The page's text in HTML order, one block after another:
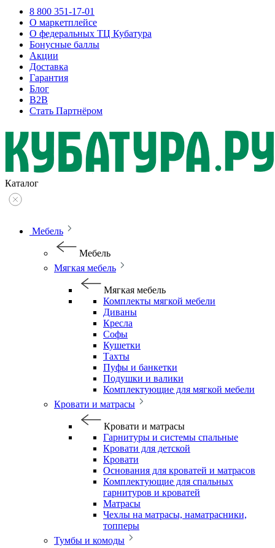
8 800 351-17-01
О маркетплейсе
О федеральных ТЦ Кубатура
Бонусные баллы
Акции
Доставка
Гарантия
Блог
B2B
Стать Партнёром
Каталог
Мебель
Мебель
Мягкая мебель
Мягкая мебель
Комплекты мягкой мебели
Диваны
Кресла
Софы
Кушетки
Тахты
Пуфы и банкетки
Подушки и валики
Комплектующие для мягкой мебели
Кровати и матрасы
Кровати и матрасы
Гарнитуры и системы спальные
Кровати для детской
Кровати
Основания для кроватей и матрасов
Комплектующие для спальных
гарнитуров и кроватей
Матрасы
Чехлы на матрасы, наматрасники,
топперы
Тумбы и комоды